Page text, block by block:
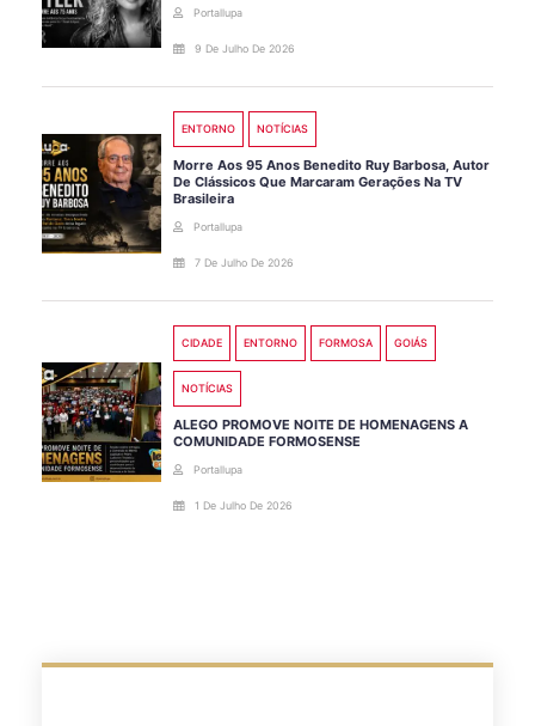
Portallupa
9 De Julho De 2026
ENTORNO NOTÍCIAS
Morre Aos 95 Anos Benedito Ruy Barbosa, Autor
De Clássicos Que Marcaram Gerações Na TV
Brasileira
Portallupa
7 De Julho De 2026
CIDADE ENTORNO FORMOSA GOIÁS
NOTÍCIAS
ALEGO PROMOVE NOITE DE HOMENAGENS A
COMUNIDADE FORMOSENSE
Portallupa
1 De Julho De 2026